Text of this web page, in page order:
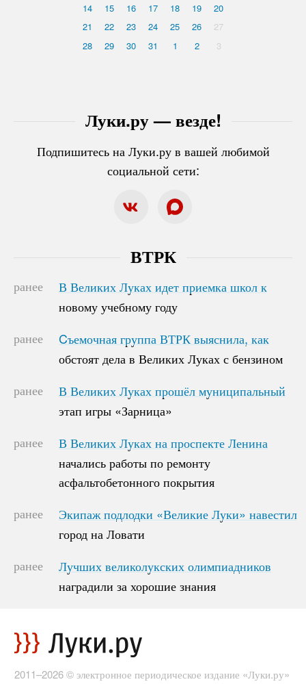
Луки.ру — везде!
Подпишитесь на Луки.ру в вашей любимой
социальной сети:
14
15 16 17 18 19
20
21
22 23 24 25 26
27
28
29 30 31 1 2 3
ВТРК
ранее
В Великих Луках идет приемка школ к
новому учебному году
В Великих Луках идет приемка школ к
новому учебному году
ранее
Cъемочная группа ВТРК выяснила, как
обстоят дела в Великих Луках с бензином
Cъемочная группа ВТРК выяснила, как
обстоят дела в Великих Луках с бензином
ранее
В Великих Луках прошёл муниципальный
этап игры «Зарница»
В Великих Луках прошёл муниципальный
этап игры «Зарница»
ранее
В Великих Луках на проспекте Ленина
начались работы по ремонту
асфальтобетонного покрытия
В Великих Луках на проспекте Ленина
начались работы по ремонту
асфальтобетонного покрытия
ранее
Экипаж подлодки «Великие Луки» навестил
город на Ловати
Экипаж подлодки «Великие Луки» навестил
город на Ловати
ранее
Лучших великолукских олимпиадников
наградили за хорошие знания
Лучших великолукских олимпиадников
наградили за хорошие знания
2011–2026 © электронное периодическое издание «Луки.ру»